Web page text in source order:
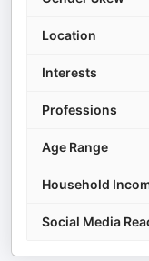
Location
Interests
Professions
Age Range
Household
Social Media